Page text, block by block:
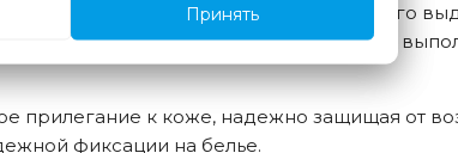
суперабсорбент, преобразующего
нежная поверхность прокладки,
прилегание к коже, надежно защищая от
фиксации на белье.
Принять